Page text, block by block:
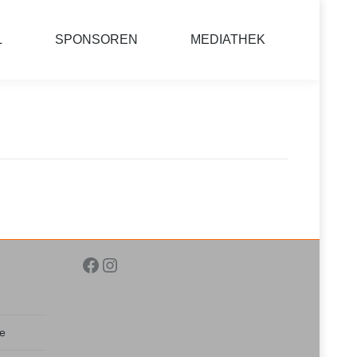
SPONSOREN MEDIATHEK
Facebook
Instagram